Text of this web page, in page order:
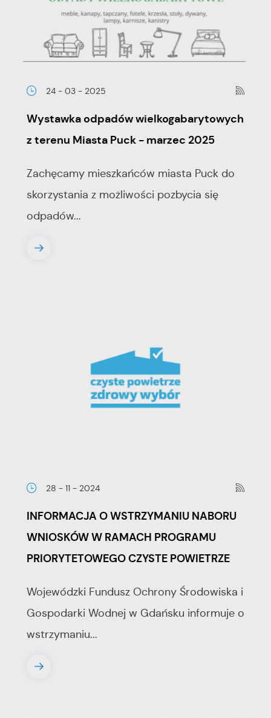
24 - 03 - 2025
Wystawka odpadów wielkogabarytowych
z terenu Miasta Puck - marzec 2025
Zachęcamy mieszkańców miasta Puck do
skorzystania z możliwości pozbycia się
odpadów...
28 - 11 - 2024
INFORMACJA O WSTRZYMANIU NABORU
WNIOSKÓW W RAMACH PROGRAMU
PRIORYTETOWEGO CZYSTE POWIETRZE
Wojewódzki Fundusz Ochrony Środowiska i
Gospodarki Wodnej w Gdańsku informuje o
wstrzymaniu...